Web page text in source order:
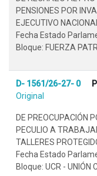
PENSIONES POR
EJECUTIVO
Fecha Estado
Bloque: FUERZA
D- 1561/26-27- 0
Original
DE PREOCUPACIÓN
PECULIO A
TALLERES
Fecha Estado
Bloque: UCR - UNIÓN